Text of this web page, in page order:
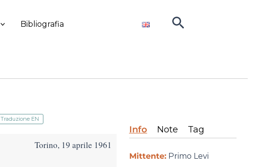
Bibliografia Cerca
Traduzione EN
Torino, 19 aprile 1961
Info Note Tag
Mittente:Primo Levi